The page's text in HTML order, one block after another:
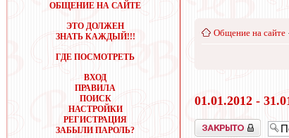
ОБЩЕНИЕ НА САЙТЕ
ЭТО ДОЛЖЕН
ЗНАТЬ КАЖДЫЙ!!!
ГДЕ ПОСМОТРЕТЬ
ВХОД
ПРАВИЛА
ПОИСК
НАСТРОЙКИ
РЕГИСТРАЦИЯ
ЗАБЫЛИ ПАРОЛЬ?
Общение на сайте
01.01.2012 -
Закрыто